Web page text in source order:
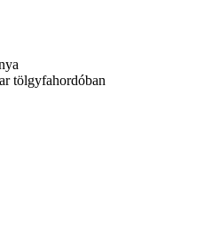
tölgyfahordóban